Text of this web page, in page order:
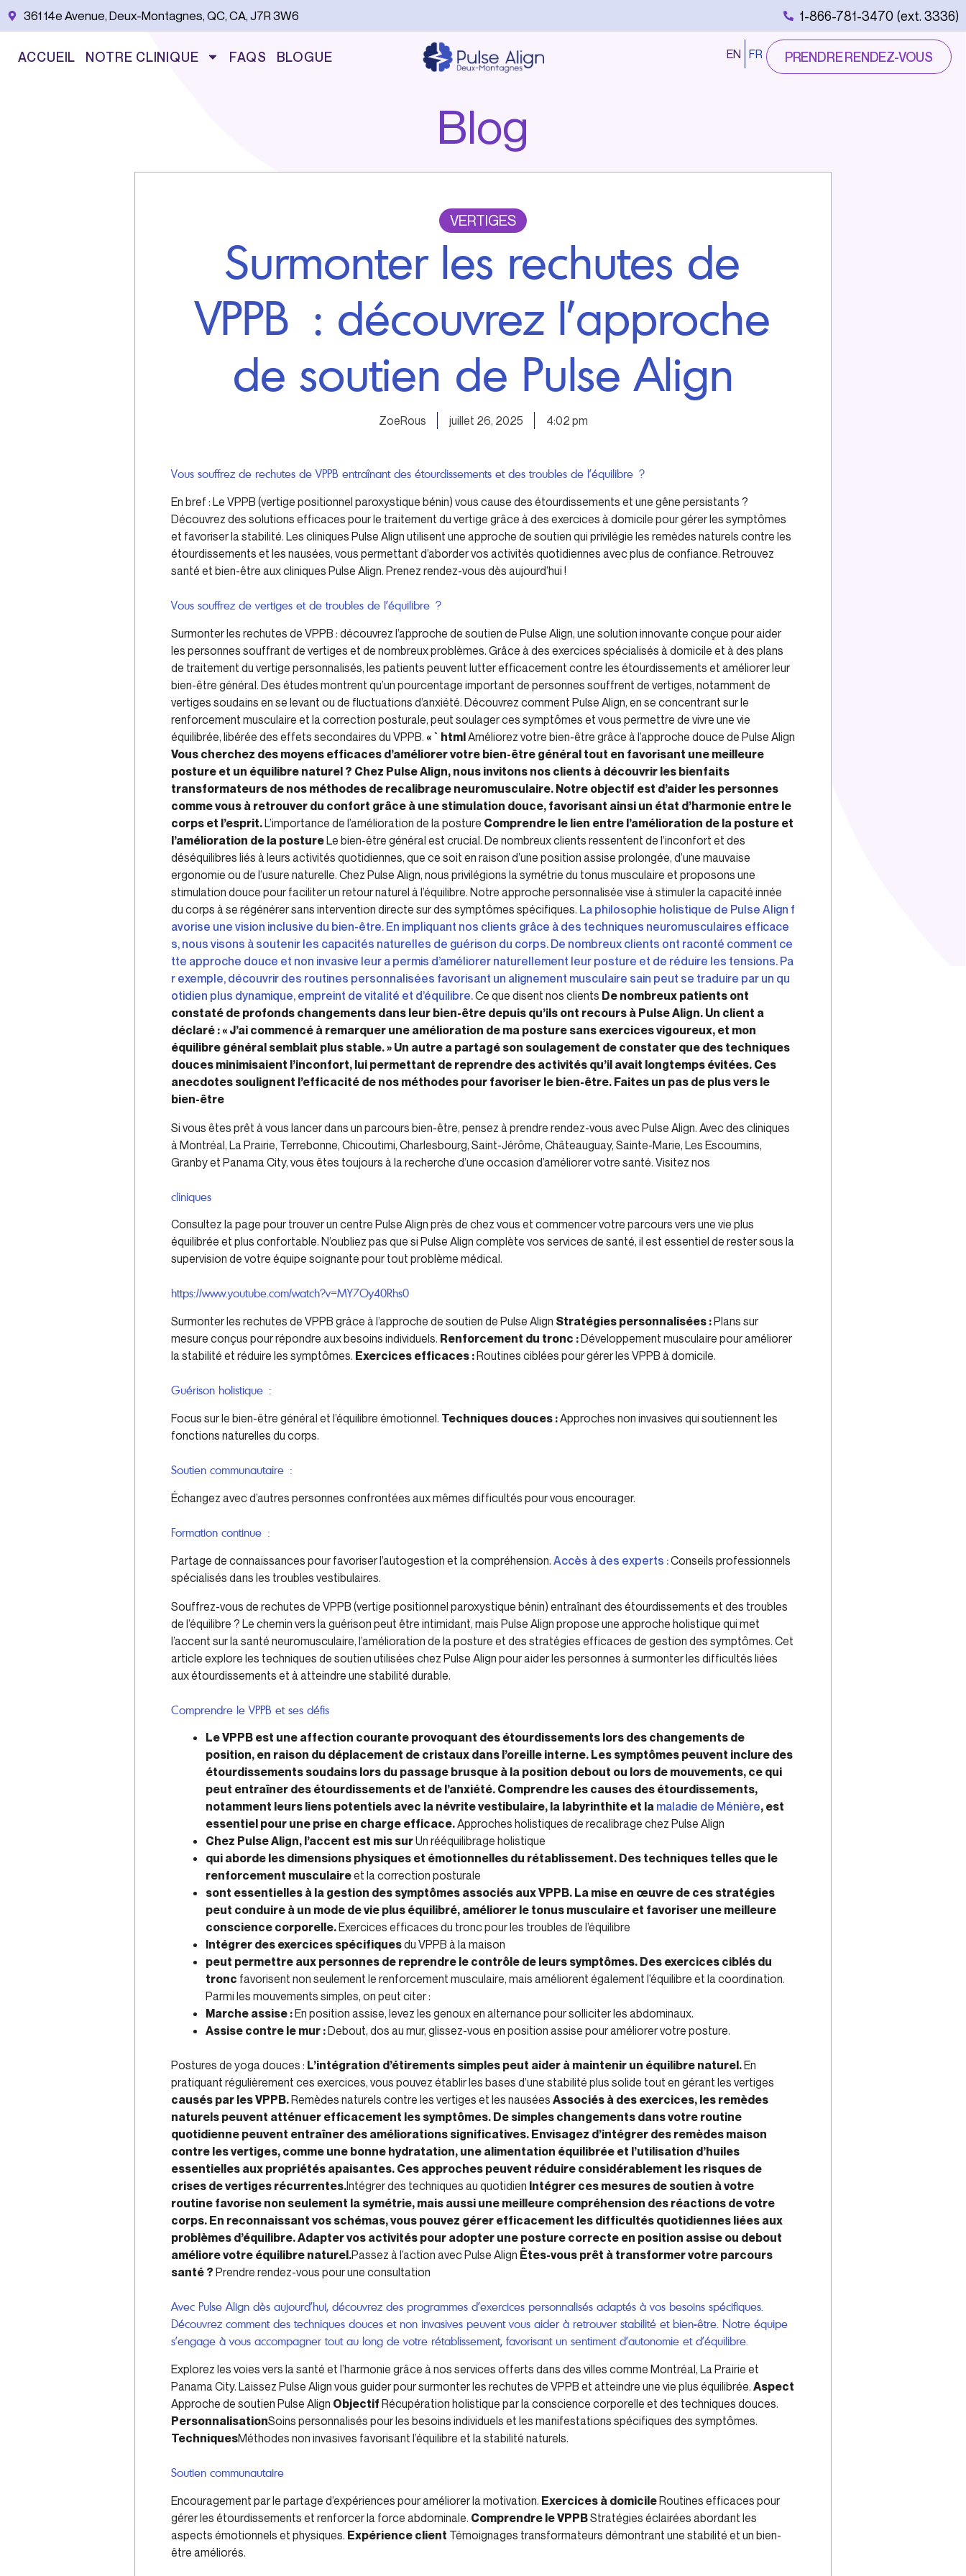
Aller 361 14e Avenue, Deux-Montagnes, QC, CA, J7R 3W6 1-866-781-3470 (ext. 3336)
ACCUEIL NOTRE CLINIQUE FAQS BLOGUE EN FR PRENDRE RENDEZ-VOUS
Blog
VERTIGES
Surmonter les rechutes de
VPPB : découvrez l’approche
de soutien de Pulse Align
ZoeRous juillet 26, 2025 4:02 pm
Vous souffrez de rechutes de VPPB entraînant des étourdissements et des troubles de l’équilibre ?
En bref : Le VPPB (vertige positionnel paroxystique bénin) vous cause des étourdissements et une gêne persistants ?
Découvrez des solutions efficaces pour le traitement du vertige grâce à des exercices à domicile pour gérer les symptômes
et favoriser la stabilité. Les cliniques Pulse Align utilisent une approche de soutien qui privilégie les remèdes naturels contre les
étourdissements et les nausées, vous permettant d’aborder vos activités quotidiennes avec plus de confiance. Retrouvez
santé et bien-être aux cliniques Pulse Align. Prenez rendez-vous dès aujourd’hui !
Vous souffrez de vertiges et de troubles de l’équilibre ?
Surmonter les rechutes de VPPB : découvrez l’approche de soutien de Pulse Align, une solution innovante conçue pour aider
les personnes souffrant de vertiges et de nombreux problèmes. Grâce à des exercices spécialisés à domicile et à des plans
de traitement du vertige personnalisés, les patients peuvent lutter efficacement contre les étourdissements et améliorer leur
bien-être général. Des études montrent qu’un pourcentage important de personnes souffrent de vertiges, notamment de
vertiges soudains en se levant ou de fluctuations d’anxiété. Découvrez comment Pulse Align, en se concentrant sur le
renforcement musculaire et la correction posturale, peut soulager ces symptômes et vous permettre de vivre une vie
équilibrée, libérée des effets secondaires du VPPB. « `htmlAméliorez votre bien-être grâce à l’approche douce de Pulse Align
Vous cherchez des moyens efficaces d’améliorer votre bien-être général tout en favorisant une meilleure
posture et un équilibre naturel ? Chez Pulse Align, nous invitons nos clients à découvrir les bienfaits
transformateurs de nos méthodes de recalibrage neuromusculaire. Notre objectif est d’aider les personnes
comme vous à retrouver du confort grâce à une stimulation douce, favorisant ainsi un état d’harmonie entre le
corps et l’esprit.L’importance de l’amélioration de la posture Comprendre le lien entre l’amélioration de la posture et
l’amélioration de la postureLe bien-être général est crucial. De nombreux clients ressentent de l’inconfort et des
déséquilibres liés à leurs activités quotidiennes, que ce soit en raison d’une position assise prolongée, d’une mauvaise
ergonomie ou de l’usure naturelle. Chez Pulse Align, nous privilégions la symétrie du tonus musculaire et proposons une
stimulation douce pour faciliter un retour naturel à l’équilibre. Notre approche personnalisée vise à stimuler la capacité innée
du corps à se régénérer sans intervention directe sur des symptômes spécifiques. La philosophie holistique de Pulse Align f
avorise une vision inclusive du bien-être. En impliquant nos clients grâce à des techniques neuromusculaires efficace
s, nous visons à soutenir les capacités naturelles de guérison du corps. De nombreux clients ont raconté comment ce
tte approche douce et non invasive leur a permis d’améliorer naturellement leur posture et de réduire les tensions. Pa
r exemple, découvrir des routines personnalisées favorisant un alignement musculaire sain peut se traduire par un qu
otidien plus dynamique, empreint de vitalité et d’équilibre.Ce que disent nos clients De nombreux patients ont
constaté de profonds changements dans leur bien-être depuis qu’ils ont recours à Pulse Align. Un client a
déclaré : « J’ai commencé à remarquer une amélioration de ma posture sans exercices vigoureux, et mon
équilibre général semblait plus stable. » Un autre a partagé son soulagement de constater que des techniques
douces minimisaient l’inconfort, lui permettant de reprendre des activités qu’il avait longtemps évitées. Ces
anecdotes soulignent l’efficacité de nos méthodes pour favoriser le bien-être. Faites un pas de plus vers le
bien-être
Si vous êtes prêt à vous lancer dans un parcours bien-être, pensez à prendre rendez-vous avec Pulse Align. Avec des cliniques
à Montréal, La Prairie, Terrebonne, Chicoutimi, Charlesbourg, Saint-Jérôme, Châteauguay, Sainte-Marie, Les Escoumins,
Granby et Panama City, vous êtes toujours à la recherche d’une occasion d’améliorer votre santé. Visitez nos
cliniques
Consultez la page pour trouver un centre Pulse Align près de chez vous et commencer votre parcours vers une vie plus
équilibrée et plus confortable. N’oubliez pas que si Pulse Align complète vos services de santé, il est essentiel de rester sous la
supervision de votre équipe soignante pour tout problème médical.
https://www.youtube.com/watch?v=MY7Oy40Rhs0
Surmonter les rechutes de VPPB grâce à l’approche de soutien de Pulse Align Stratégies personnalisées :Plans sur
mesure conçus pour répondre aux besoins individuels. Renforcement du tronc :Développement musculaire pour améliorer
la stabilité et réduire les symptômes. Exercices efficaces :Routines ciblées pour gérer les VPPB à domicile.
Guérison holistique :
Focus sur le bien-être général et l’équilibre émotionnel. Techniques douces :Approches non invasives qui soutiennent les
fonctions naturelles du corps.
Soutien communautaire :
Échangez avec d’autres personnes confrontées aux mêmes difficultés pour vous encourager.
Formation continue :
Partage de connaissances pour favoriser l’autogestion et la compréhension. Accès à des experts :Conseils professionnels
spécialisés dans les troubles vestibulaires.
Souffrez-vous de rechutes de VPPB (vertige positionnel paroxystique bénin) entraînant des étourdissements et des troubles
de l’équilibre ? Le chemin vers la guérison peut être intimidant, mais Pulse Align propose une approche holistique qui met
l’accent sur la santé neuromusculaire, l’amélioration de la posture et des stratégies efficaces de gestion des symptômes. Cet
article explore les techniques de soutien utilisées chez Pulse Align pour aider les personnes à surmonter les difficultés liées
aux étourdissements et à atteindre une stabilité durable.
Comprendre le VPPB et ses défis
Le VPPB est une affection courante provoquant des étourdissements lors des changements de
position, en raison du déplacement de cristaux dans l’oreille interne. Les symptômes peuvent inclure des
étourdissements soudains lors du passage brusque à la position debout ou lors de mouvements, ce qui
peut entraîner des étourdissements et de l’anxiété. Comprendre les causes des étourdissements,
notamment leurs liens potentiels avec la névrite vestibulaire, la labyrinthite et la maladie de Ménière, est
essentiel pour une prise en charge efficace.Approches holistiques de recalibrage chez Pulse Align
Chez Pulse Align, l’accent est mis surUn rééquilibrage holistique
qui aborde les dimensions physiques et émotionnelles du rétablissement. Des techniques telles que le
renforcement musculaireet la correction posturale
sont essentielles à la gestion des symptômes associés aux VPPB. La mise en œuvre de ces stratégies
peut conduire à un mode de vie plus équilibré, améliorer le tonus musculaire et favoriser une meilleure
conscience corporelle.Exercices efficaces du tronc pour les troubles de l’équilibre
Intégrer des exercices spécifiquesdu VPPB à la maison
peut permettre aux personnes de reprendre le contrôle de leurs symptômes. Des exercices ciblés du
tronc favorisent non seulement le renforcement musculaire, mais améliorent également l’équilibre et la coordination.
Parmi les mouvements simples, on peut citer :
Marche assise :En position assise, levez les genoux en alternance pour solliciter les abdominaux.
Assise contre le mur :Debout, dos au mur, glissez-vous en position assise pour améliorer votre posture.
Postures de yoga douces : L’intégration d’étirements simples peut aider à maintenir un équilibre naturel.En
pratiquant régulièrement ces exercices, vous pouvez établir les bases d’une stabilité plus solide tout en gérant les vertiges
causés par les VPPB.Remèdes naturels contre les vertiges et les nausées Associés à des exercices, les remèdes
naturels peuvent atténuer efficacement les symptômes. De simples changements dans votre routine
quotidienne peuvent entraîner des améliorations significatives. Envisagez d’intégrer des remèdes maison
contre les vertiges, comme une bonne hydratation, une alimentation équilibrée et l’utilisation d’huiles
essentielles aux propriétés apaisantes. Ces approches peuvent réduire considérablement les risques de
crises de vertiges récurrentes.Intégrer des techniques au quotidien Intégrer ces mesures de soutien à votre
routine favorise non seulement la symétrie, mais aussi une meilleure compréhension des réactions de votre
corps. En reconnaissant vos schémas, vous pouvez gérer efficacement les difficultés quotidiennes liées aux
problèmes d’équilibre. Adapter vos activités pour adopter une posture correcte en position assise ou debout
améliore votre équilibre naturel.Passez à l’action avec Pulse Align Êtes-vous prêt à transformer votre parcours
santé ? Prendre rendez-vous pour une consultation
Avec Pulse Align dès aujourd’hui, découvrez des programmes d’exercices personnalisés adaptés à vos besoins spécifiques.
Découvrez comment des techniques douces et non invasives peuvent vous aider à retrouver stabilité et bien-être. Notre équipe
s’engage à vous accompagner tout au long de votre rétablissement, favorisant un sentiment d’autonomie et d’équilibre.
Explorez les voies vers la santé et l’harmonie grâce à nos services offerts dans des villes comme Montréal, La Prairie et
Panama City. Laissez Pulse Align vous guider pour surmonter les rechutes de VPPB et atteindre une vie plus équilibrée. Aspect
Approche de soutien Pulse Align Objectif Récupération holistique par la conscience corporelle et des techniques douces.
PersonnalisationSoins personnalisés pour les besoins individuels et les manifestations spécifiques des symptômes.
TechniquesMéthodes non invasives favorisant l’équilibre et la stabilité naturels.
Soutien communautaire
Encouragement par le partage d’expériences pour améliorer la motivation. Exercices à domicileRoutines efficaces pour
gérer les étourdissements et renforcer la force abdominale. Comprendre le VPPBStratégies éclairées abordant les
aspects émotionnels et physiques. Expérience client Témoignages transformateurs démontrant une stabilité et un bien-
être améliorés.